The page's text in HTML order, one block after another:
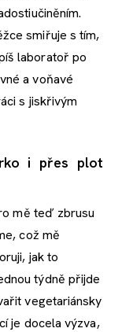
smiřuje s tím,
laboratoř po
a voňavé
s jiskřivým
i přes plot
mě teď zbrusu
což mě
jak to
týdně přijde
vegetariánsky
je docela výzva,